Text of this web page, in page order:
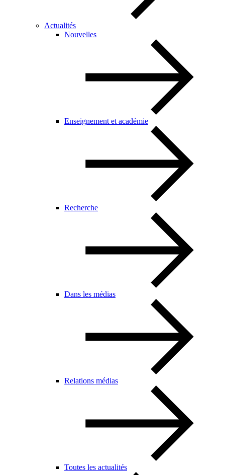
Actualités
Nouvelles
Enseignement et académie
Recherche
Dans les médias
Relations médias
Toutes les actualités